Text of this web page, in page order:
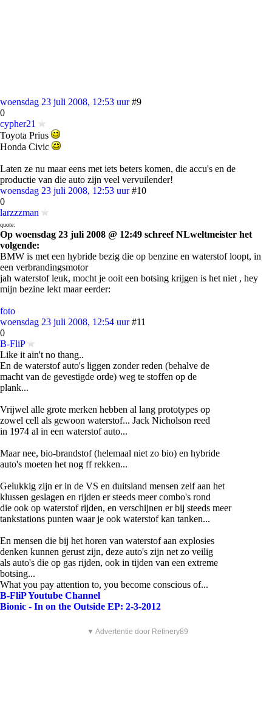
woensdag 23 juli 2008, 12:53 uur #9
0
cypher21
Toyota Prius
Honda Civic
Laten ze nu maar eens met iets beters komen, die accu's en de
productie van die auto zijn veel vervuilender!
woensdag 23 juli 2008, 12:53 uur #10
0
larzzzman
quote:
Op woensdag 23 juli 2008 @ 12:49 schreef NLweltmeister het
volgende:
BMW is met een hybride bezig die op benzine en waterstof loopt, in
een verbrandingsmotor
jah waterstof leuk, mocht je ooit een botsing krijgen is het niet , hey
mijn bezine lekt maar eerder:
foto
woensdag 23 juli 2008, 12:54 uur #11
0
B-FliP
Like it ain't no thang..
En de waterstof auto's liggen zonder reden (behalve de
macht van de gevestigde orde) weg te stoffen op de
plank...
Vrijwel alle grote merken hebben al lang prototypes op
zowel cell als gewoon waterstof... Jack Nicholson reed
in 1974 al in een waterstof auto...
Maar nee, bio-brandstof (helemaal niet zo bio) en hybride
auto's moeten het nog ff rekken...
Gelukkig zijn er in de VS en duitsland mensen zelf aan het
klussen geslagen en rijden er steeds meer combo's rond
die ook op waterstof rijden, en verschijnen er bij steeds meer
tankstations punten waar je ook waterstof kan tanken...
En mensen die bij het horen van waterstof aan explosies
denken kunnen gerust zijn, deze auto's zijn net zo veilig
als auto's die op gas rijden, ook in tijden van een extreme
botsing...
What you pay attention to, you become conscious of...
B-FliP Youtube Channel
Bionic - In on the Outside EP: 2-3-2012
▼ Advertentie door Refinery89